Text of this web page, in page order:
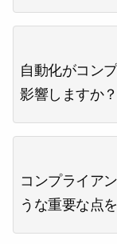
自動化がコン
影響しますか？
コンプライア
うな重要な点